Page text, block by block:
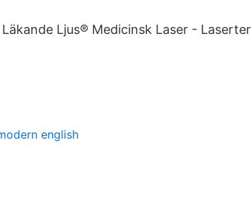
Ljus® Medicinsk Laser -
english